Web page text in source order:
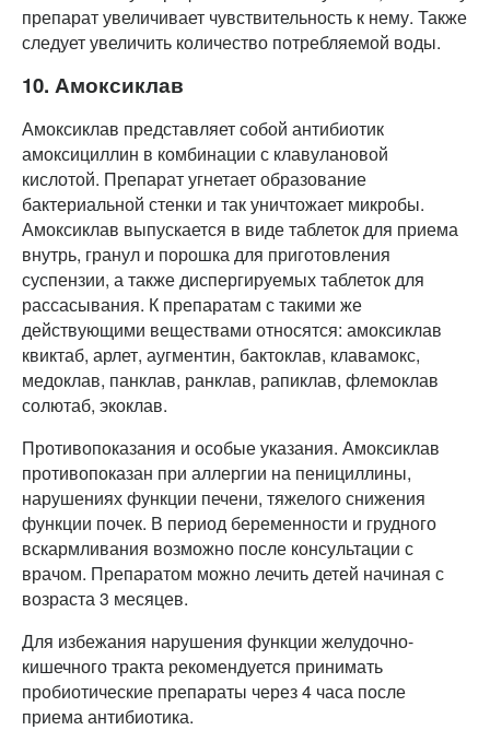
препарат увеличивает чувствительность к нему. Также
следует увеличить количество потребляемой воды.
10. Амоксиклав
Амоксиклав представляет собой антибиотик
амоксициллин в комбинации с клавулановой
кислотой. Препарат угнетает образование
бактериальной стенки и так уничтожает микробы.
Амоксиклав выпускается в виде таблеток для приема
внутрь, гранул и порошка для приготовления
суспензии, а также диспергируемых таблеток для
рассасывания. К препаратам с такими же
действующими веществами относятся: амоксиклав
квиктаб, арлет, аугментин, бактоклав, клавамокс,
медоклав, панклав, ранклав, рапиклав, флемоклав
солютаб, экоклав.
Противопоказания и особые указания. Амоксиклав
противопоказан при аллергии на пенициллины,
нарушениях функции печени, тяжелого снижения
функции почек. В период беременности и грудного
вскармливания возможно после консультации с
врачом. Препаратом можно лечить детей начиная с
возраста 3 месяцев.
Для избежания нарушения функции желудочно-
кишечного тракта рекомендуется принимать
пробиотические препараты через 4 часа после
приема антибиотика.